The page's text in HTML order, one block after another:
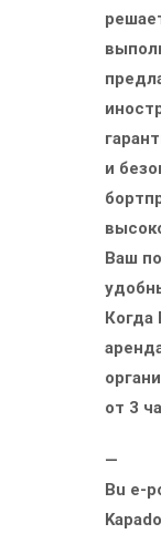
и
Ваш
Когда
от 3
—
Bu e-